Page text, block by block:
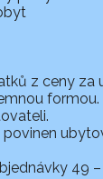
z ceny za
formou.
49